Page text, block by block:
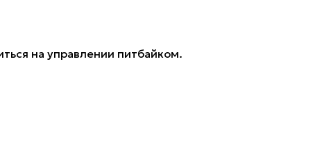
на управлении питбайком.